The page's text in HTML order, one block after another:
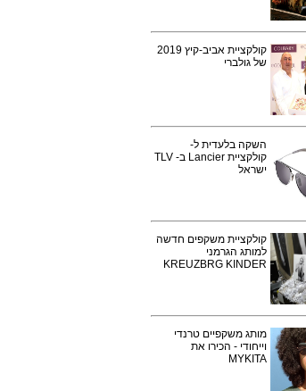
קולקציית אביב-קיץ 2019
של גולברי
השקה בלעדית ל-
קולקציית Lancier ב- TLV
ישראל
קולקציית משקפים חדשה
למותג הגרמני
KREUZBRG KINDER
מותג משקפיים טרנדי
וייחודי - הכירו את
MYKITA